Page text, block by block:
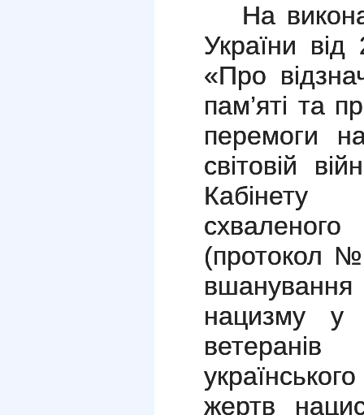
На
України
«Про
пам’яті та
перемоги
світовій
Кабінету
(протокол
нацизму у
жертв